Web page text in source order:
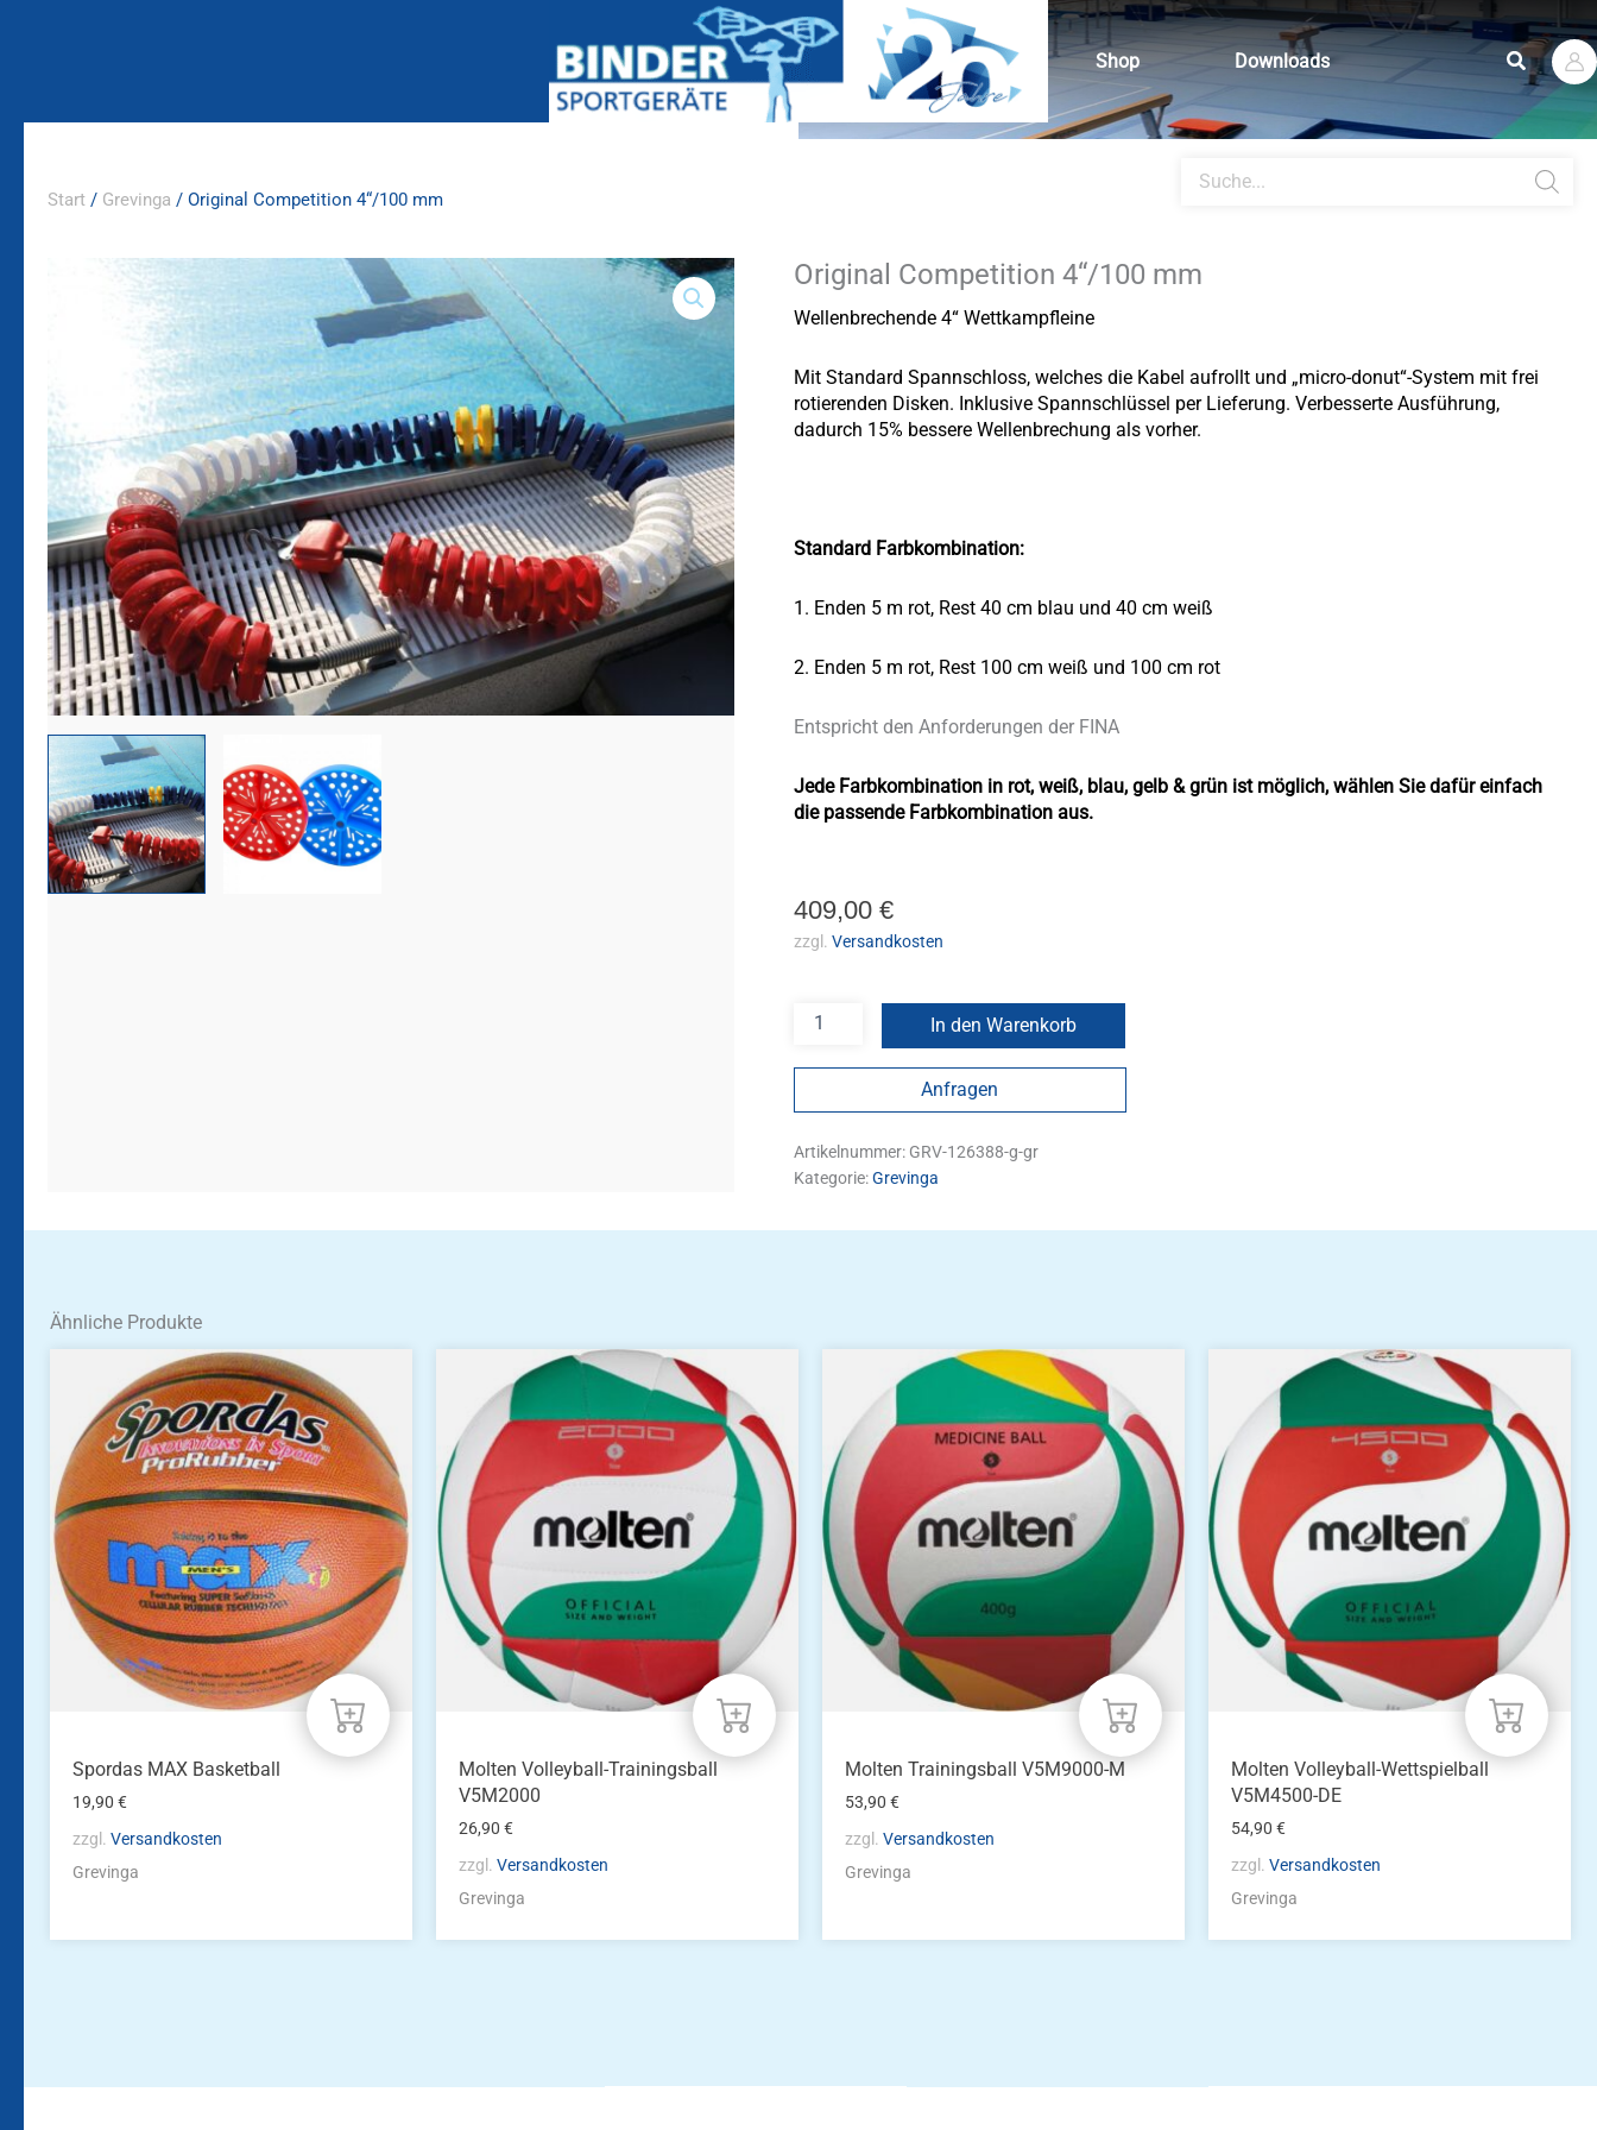
Shop Downloads Suchen
search
Start / Grevinga / Original Competition 4“/100 mm
Original Competition 4“/100 mm
Wellenbrechende 4“ Wettkampfleine
Mit Standard Spannschloss, welches die Kabel aufrollt und „micro-donut“-System mit frei
rotierenden Disken. Inklusive Spannschlüssel per Lieferung. Verbesserte Ausführung,
dadurch 15% bessere Wellenbrechung als vorher.
Standard Farbkombination:
1. Enden 5 m rot, Rest 40 cm blau und 40 cm weiß
2. Enden 5 m rot, Rest 100 cm weiß und 100 cm rot
Entspricht den Anforderungen der FINA
Jede Farbkombination in rot, weiß, blau, gelb & grün ist möglich, wählen Sie dafür einfach
die passende Farbkombination aus.
409,00 €
zzgl. Versandkosten
Original
Competition
4“/100
In den Warenkorb
Anfragen
Artikelnummer: GRV-126388-g-gr
Kategorie:Grevinga
Ähnliche Produkte
Spordas MAX Basketball
19,90€
zzgl.Versandkosten
Grevinga
Molten Volleyball-Trainingsball
V5M2000
26,90€
zzgl.Versandkosten
Grevinga
Molten Trainingsball V5M9000-M
53,90€
zzgl.Versandkosten
Grevinga
Molten Volleyball-Wettspielball
V5M4500-DE
54,90€
zzgl.Versandkosten
Grevinga